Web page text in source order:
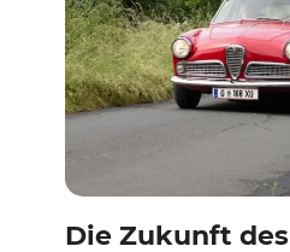
Die Zukunft des